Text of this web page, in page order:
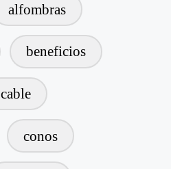
alfombras
beneficios
cable
conos